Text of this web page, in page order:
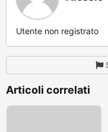
Utente non registrato
Articoli correlati